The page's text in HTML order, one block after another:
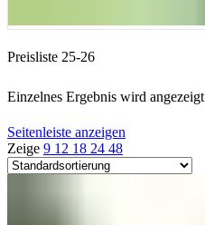
Preisliste 25-26
Einzelnes Ergebnis wird angezeigt
Seitenleiste anzeigen
Zeige 9 12 18 24 48